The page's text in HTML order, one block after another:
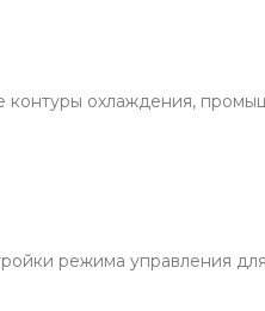
контуры охлаждения,
режима управления